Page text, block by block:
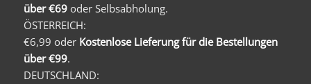
über €69oder Selbsabholung.
ÖSTERREICH:
€6,99 oder Kostenlose Lieferung für die Bestellungen
über €99.
DEUTSCHLAND: